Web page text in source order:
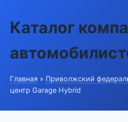
Каталог
Главная » Приволжский
центр Garage Hybrid